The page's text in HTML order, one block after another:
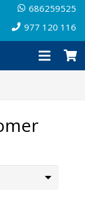
686259525
977 120 116